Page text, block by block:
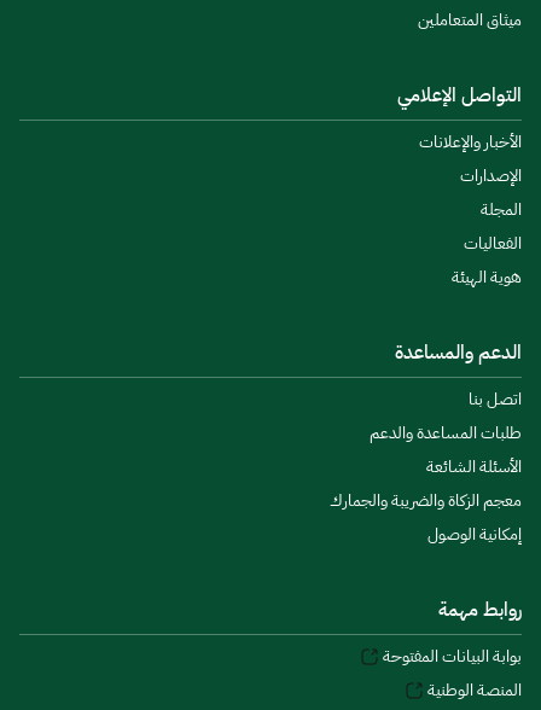
ميثاق المتعاملين
التواصل الإعلامي
الأخبار والإعلانات
الإصدارات
المجلة
الفعاليات
هوية الهيئة
الدعم والمساعدة
اتصل بنا
طلبات المساعدة والدعم
الأسئلة الشائعة
معجم الزكاة والضريبة والجمارك
إمكانية الوصول
روابط مهمة
بوابة البيانات المفتوحة
المنصة الوطنية